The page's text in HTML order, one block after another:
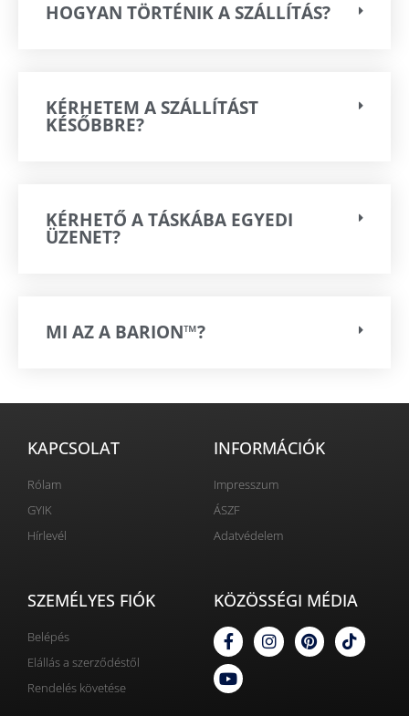
HOGYAN TÖRTÉNIK A SZÁLLÍTÁS?
KÉRHETEM A SZÁLLÍTÁST
KÉSŐBBRE?
KÉRHETŐ A TÁSKÁBA EGYEDI
ÜZENET?
MI AZ A BARION™?
KAPCSOLAT
Rólam
GYIK
Hírlevél
INFORMÁCIÓK
Impresszum
ÁSZF
Adatvédelem
SZEMÉLYES FIÓK
Belépés
Elállás a szerződéstől
Rendelés követése
KÖZÖSSÉGI MÉDIA